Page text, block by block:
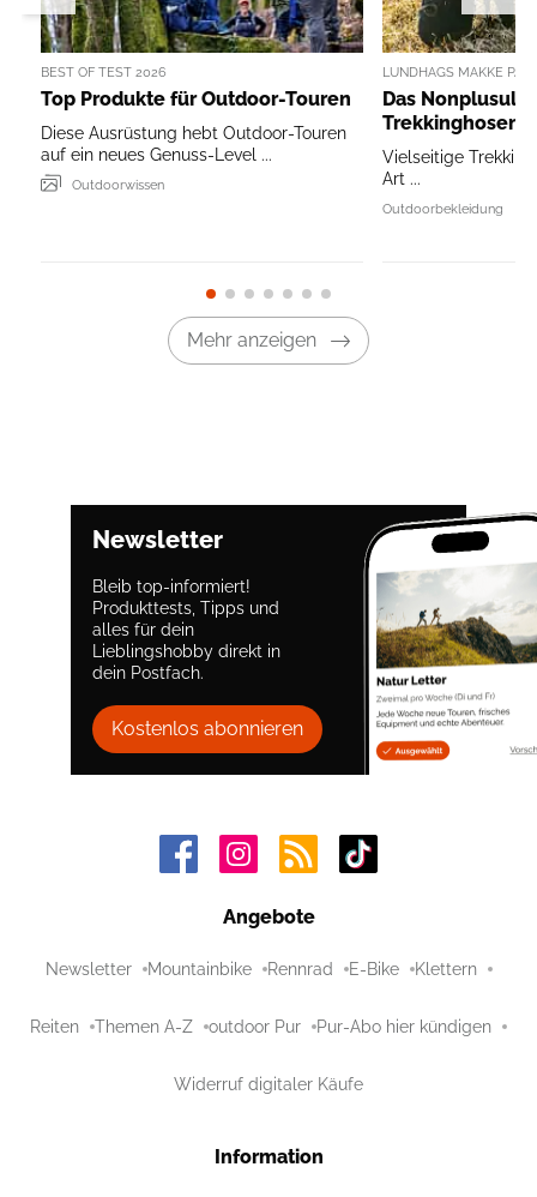
BEST OF TEST 2026
Top Produkte für Outdoor-Touren
Diese Ausrüstung hebt Outdoor-Touren
auf ein neues Genuss-Level ...
Outdoorwissen
LUNDHAGS MAKKE
Das
Trekkinghosen
Vielseitige
Art ...
Outdoorbekleidung
Mehr anzeigen
Newsletter
Bleib top-informiert!
Produkttests, Tipps und
alles für dein
Lieblingshobby direkt in
dein Postfach.
Kostenlos abonnieren
Angebote
Newsletter Mountainbike Rennrad E-Bike Klettern
Reiten Themen A-Z outdoor Pur Pur-Abo hier kündigen
Widerruf digitaler Käufe
Information